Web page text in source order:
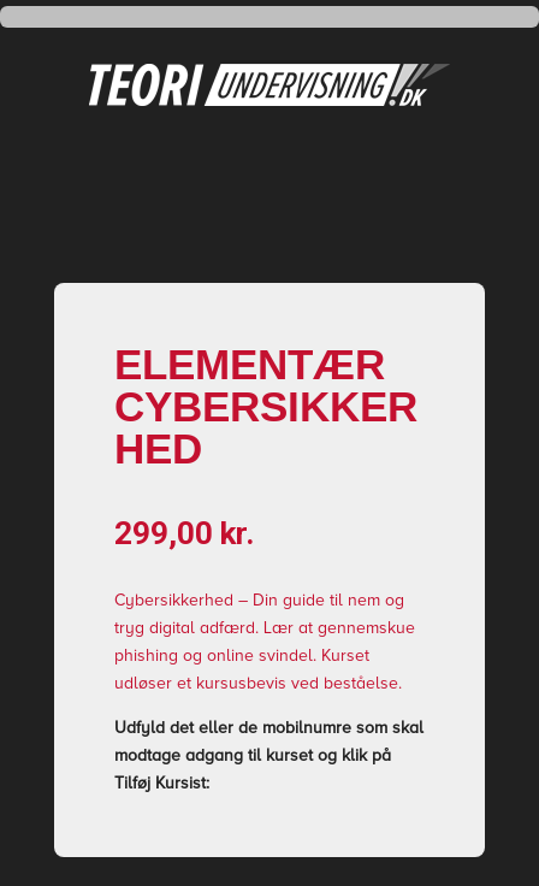
ELEMENTÆR
CYBERSIKKER
HED
299,00 kr.
Cybersikkerhed – Din guide til nem og
tryg digital adfærd. Lær at gennemskue
phishing og online svindel. Kurset
udløser et kursusbevis ved beståelse.
Udfyld det eller de mobilnumre som skal
modtage adgang til kurset og klik på
Tilføj Kursist: